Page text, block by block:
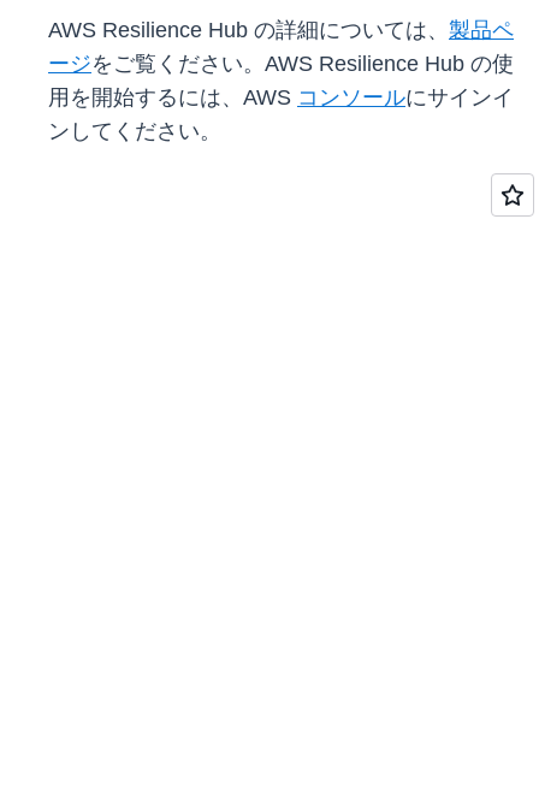
AWS Resilience Hub の詳細については、 製品ペ
ージをご覧ください。AWS Resilience Hub の使
用を開始するには、AWS コンソールにサインイ
ンしてください。